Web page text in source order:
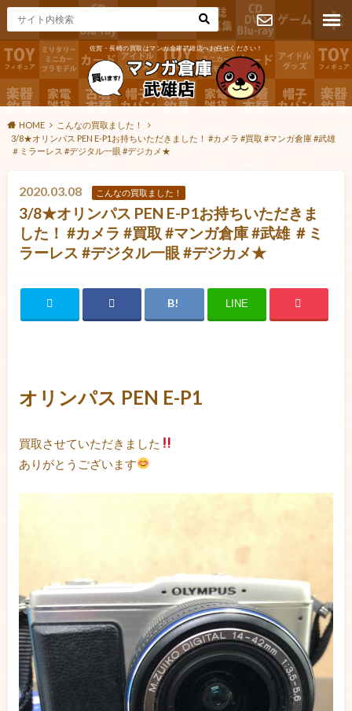
佐賀・長崎の買取はマンガ倉庫武雄店へお任せください！
お問い合わ
せ
HOME
こんなの買取ました！
3/8★オリンパス PEN E-P1お持ちいただきました！ #カメラ #買取 #マンガ倉庫 #武雄
＃ミラーレス #デジタル一眼 #デジカメ★
2020.03.08 こんなの買取ました！
3/8★オリンパス PEN E-P1お持ちいただきま
した！ #カメラ #買取 #マンガ倉庫 #武雄 ＃ミ
ラーレス #デジタル一眼 #デジカメ★
LINE
オリンパス PEN E-P1
買取させていただきました
ありがとうございます